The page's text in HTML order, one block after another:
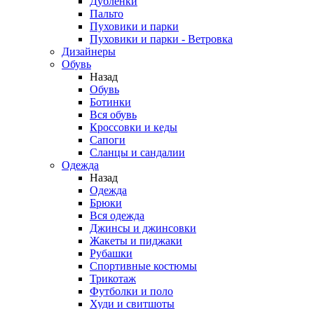
Пальто
Пуховики и парки
Пуховики и парки - Ветровка
Дизайнеры
Обувь
Назад
Обувь
Ботинки
Вся обувь
Кроссовки и кеды
Сапоги
Сланцы и сандалии
Одежда
Назад
Одежда
Брюки
Вся одежда
Джинсы и джинсовки
Жакеты и пиджаки
Рубашки
Спортивные костюмы
Трикотаж
Футболки и поло
Худи и свитшоты